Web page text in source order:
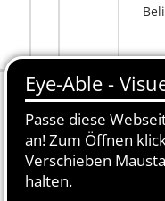
80008 - Flucht
Folge 56
8,30 €
In den